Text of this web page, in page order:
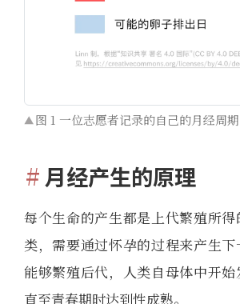
图 1 一位志愿者记录的自己的月经周期
月经产生的原理
每个生命的产生都是上代繁殖所
类，需要通过怀孕的过程来产生
能够繁殖后代，人类自母体中开始
直至青春期时达到性成熟。